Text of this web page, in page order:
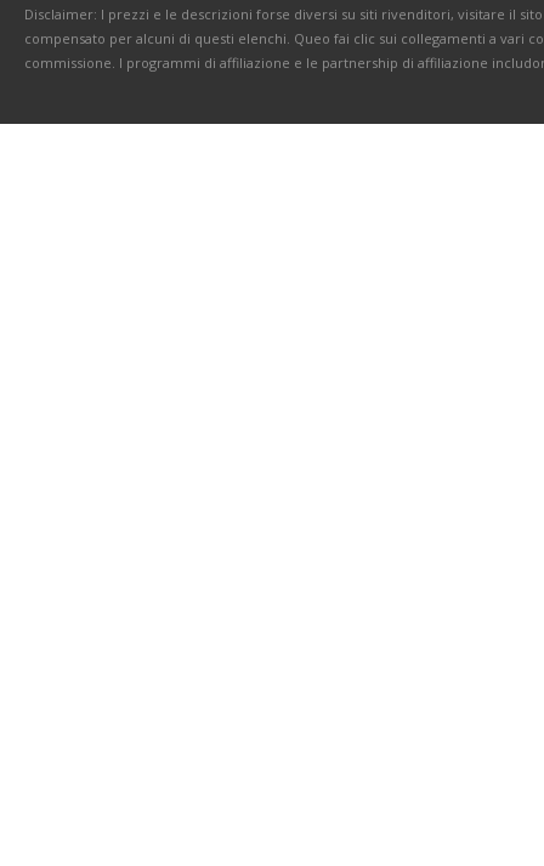
Disclaimer: I prezzi e le descrizioni forse diversi su siti rivenditori, visitare il
compensato per alcuni di questi elenchi. Queo fai clic sui collegamenti a vari
commissione. I programmi di affiliazione e le partnership di affiliazione